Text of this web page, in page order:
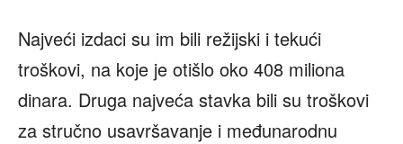
Najveći izdaci su im bili režijski i tekući
troškovi, na koje je otišlo oko 408 miliona
dinara. Druga najveća stavka bili su troškovi
za stručno usavršavanje i međunarodnu